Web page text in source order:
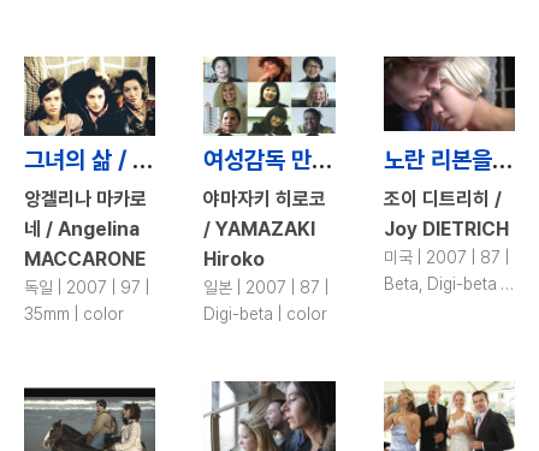
그녀의 삶 / Vivere
앙겔리나 마카로
네 / Angelina
MACCARONE
독일 | 2007 | 97 |
35mm | color
여성감독 만세! / Viva, Women Directors!
야마자키 히로코
/ YAMAZAKI
Hiroko
일본 | 2007 | 87 |
Digi-beta | color
노란 리본을 매라 / Tie a Yellow Ribbon
조이 디트리히 /
Joy DIETRICH
미국 | 2007 | 87 |
Beta, Digi-beta |